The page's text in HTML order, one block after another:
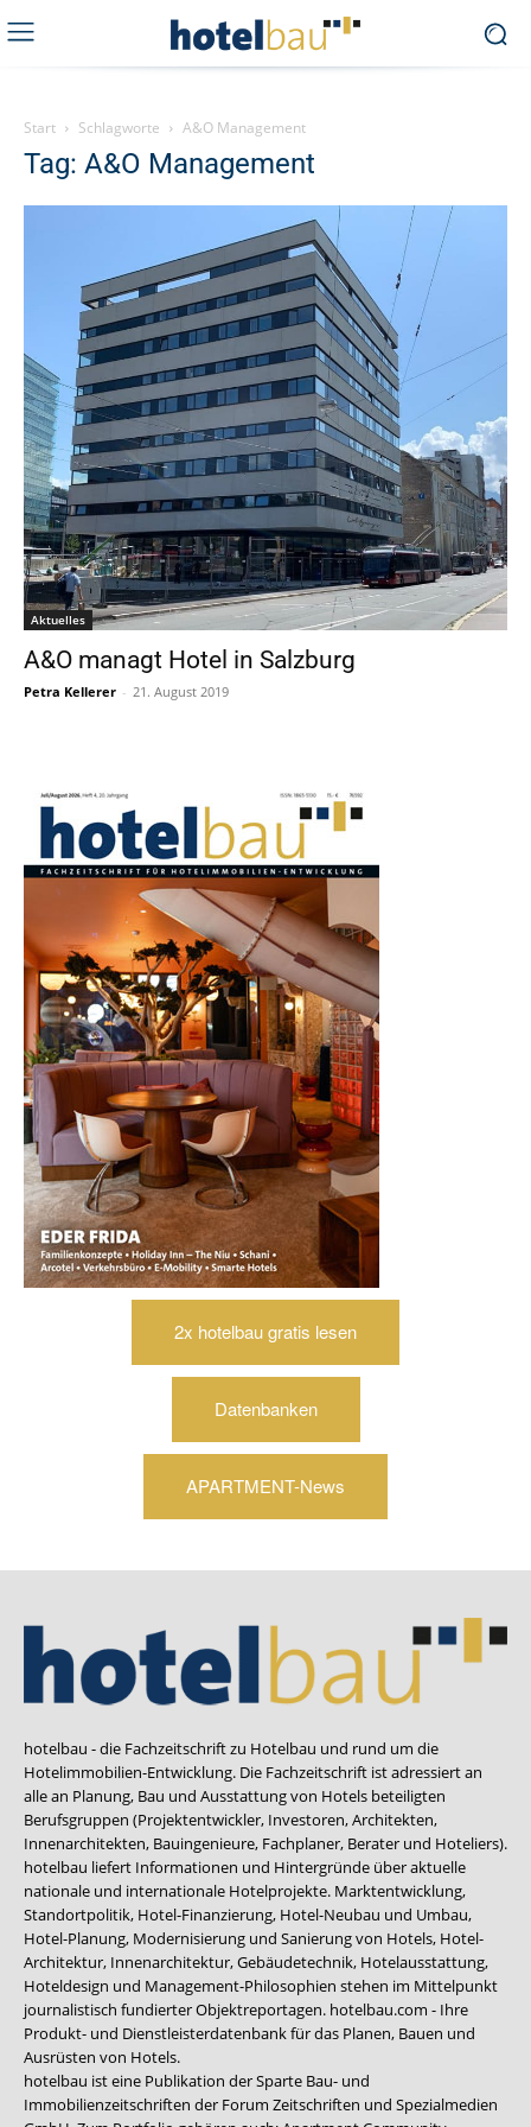
Start Schlagworte A&O Management
Tag: A&O Management
Aktuelles
A&O managt Hotel in Salzburg
Petra Kellerer - 21. August 2019
2x hotelbau gratis lesen
Datenbanken
APARTMENT-News
hotelbau - die Fachzeitschrift zu Hotelbau und rund um die
Hotelimmobilien-Entwicklung. Die Fachzeitschrift ist adressiert an
alle an Planung, Bau und Ausstattung von Hotels beteiligten
Berufsgruppen (Projektentwickler, Investoren, Architekten,
Innenarchitekten, Bauingenieure, Fachplaner, Berater und Hoteliers).
hotelbau liefert Informationen und Hintergründe über aktuelle
nationale und internationale Hotelprojekte. Marktentwicklung,
Standortpolitik, Hotel-Finanzierung, Hotel-Neubau und Umbau,
Hotel-Planung, Modernisierung und Sanierung von Hotels, Hotel-
Architektur, Innenarchitektur, Gebäudetechnik, Hotelausstattung,
Hoteldesign und Management-Philosophien stehen im Mittelpunkt
journalistisch fundierter Objektreportagen. hotelbau.com - Ihre
Produkt- und Dienstleisterdatenbank für das Planen, Bauen und
Ausrüsten von Hotels.
hotelbau ist eine Publikation der Sparte Bau- und
Immobilienzeitschriften der Forum Zeitschriften und Spezialmedien